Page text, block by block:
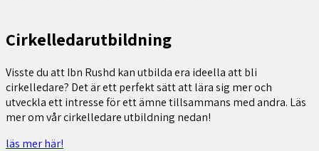
Cirkelledarutbildning
Visste du att Ibn Rushd kan utbilda era ideella att bli
cirkelledare? Det är ett perfekt sätt att lära sig mer och
utveckla ett intresse för ett ämne tillsammans med andra. Läs
mer om vår cirkelledare utbildning nedan!
läs mer här!